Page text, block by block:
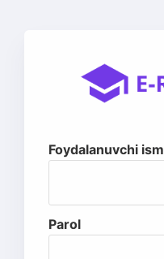
Foydalanuvchi
Parol